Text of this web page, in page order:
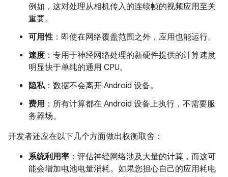
例如，这对处理从相机传入的连续帧的视频应用至关
重要。
可用性：即使在网络覆盖范围之外，应用也能运行。
速度 ：专用于神经网络处理的新硬件提供的计算速度
明显快于单纯的通用 CPU。
隐私：数据不会离开 Android 设备。
费用 ：所有计算都在 Android 设备上执行，不需要服
务器场。
开发者还应在以下几个方面做出权衡取舍：
系统利用率 ：评估神经网络涉及大量的计算，而这可
能会增加电池电量消耗。如果您担心自己的应用耗电